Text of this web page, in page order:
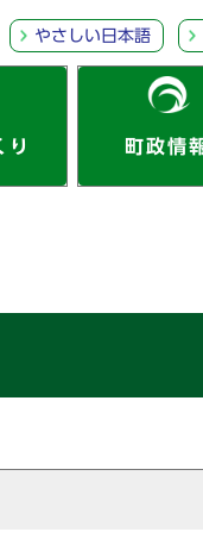
やさしい日本語
り 町政情